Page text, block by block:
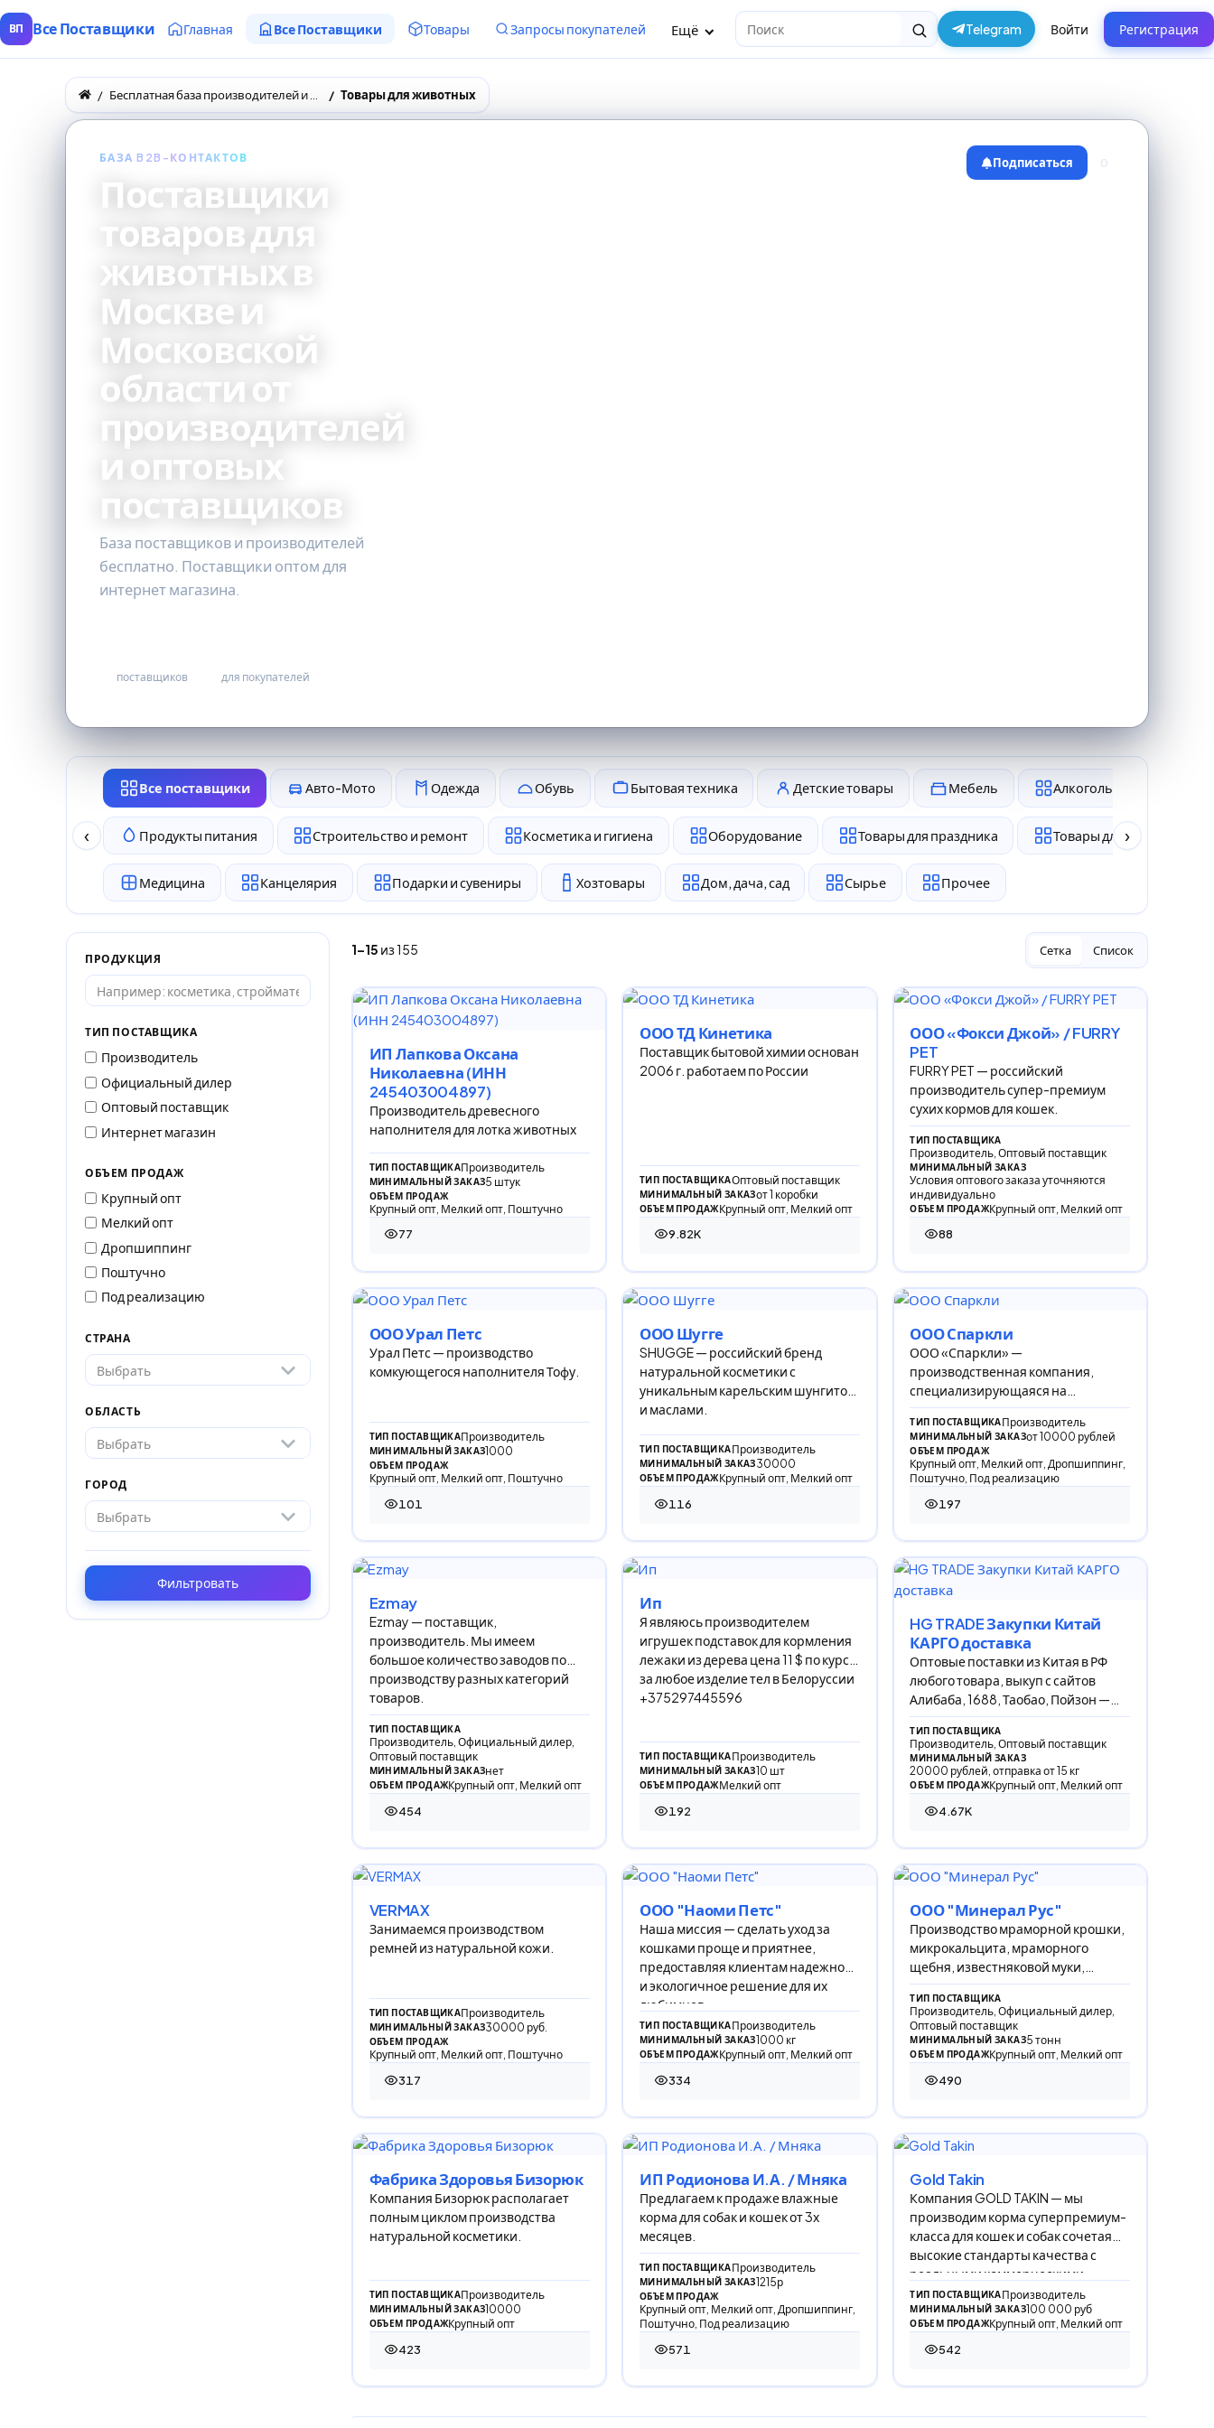
ВП Все Поставщики Главная Все Поставщики Товары Запросы покупателей Ещё Поиск Telegram Войти Регистрация
Товары для животных
БАЗА B2B-КОНТАКТОВ
Поставщики
товаров для
животных в
Москве и
Московской
области от
производителей
и оптовых
поставщиков
База поставщиков и производителей
бесплатно. Поставщики оптом для
интернет магазина.
поставщиков для покупателей
Подписаться 0
‹
Все поставщики Авто-Мото Одежда Обувь Бытовая техника Детские товары Мебель Алкоголь и табак
Продукты питания Строительство и ремонт Косметика и гигиена Оборудование Товары для праздника Товары для животных
Медицина Канцелярия Подарки и сувениры Хозтовары Дом, дача, сад Сырье Прочее
›
ПРОДУКЦИЯ
ТИП ПОСТАВЩИКА
Производитель
Официальный дилер
Оптовый поставщик
Интернет магазин
ОБЪЕМ ПРОДАЖ
Крупный опт
Мелкий опт
Дропшиппинг
Поштучно
Под реализацию
СТРАНА
Выбрать
ОБЛАСТЬ
Выбрать
ГОРОД
Выбрать
Фильтровать
1–15 из 155 Сетка Список
ИП Лапкова Оксана
Николаевна (ИНН
245403004897)
Производитель древесного
наполнителя для лотка животных
ТИП ПОСТАВЩИКАПроизводитель
МИНИМАЛЬНЫЙ ЗАКАЗ5 штук
ОБЪЕМ ПРОДАЖ
Крупный опт, Мелкий опт, Поштучно
77
77 просмотров
ООО ТД Кинетика
Поставщик бытовой химии основан
2006 г. работаем по России
ТИП ПОСТАВЩИКАОптовый поставщик
МИНИМАЛЬНЫЙ ЗАКАЗот 1 коробки
ОБЪЕМ ПРОДАЖКрупный опт, Мелкий опт
9.82K
9 816 просмотров
ООО «Фокси Джой» / FURRY
PET
FURRY PET — российский
производитель супер-премиум
сухих кормов для кошек.
ТИП ПОСТАВЩИКА
Производитель, Оптовый поставщик
МИНИМАЛЬНЫЙ ЗАКАЗ
Условия оптового заказа уточняются
индивидуально
ОБЪЕМ ПРОДАЖКрупный опт, Мелкий опт
88
88 просмотров
ООО Урал Петс
Урал Петс — производство
комкующегося наполнителя Тофу.
ТИП ПОСТАВЩИКАПроизводитель
МИНИМАЛЬНЫЙ ЗАКАЗ1000
ОБЪЕМ ПРОДАЖ
Крупный опт, Мелкий опт, Поштучно
101
101 просмотр
ООО Шугге
SHUGGE — российский бренд
натуральной косметики с
уникальным карельским шунгитом
и маслами.
ТИП ПОСТАВЩИКАПроизводитель
МИНИМАЛЬНЫЙ ЗАКАЗ30000
ОБЪЕМ ПРОДАЖКрупный опт, Мелкий опт
116
116 просмотров
ООО Спаркли
ООО «Спаркли» —
производственная компания,
специализирующаяся на
разработке и выпуске
инновационных моющих и
дезодорирующих средств для уход
ТИП ПОСТАВЩИКАПроизводитель
МИНИМАЛЬНЫЙ ЗАКАЗот 10000 рублей
ОБЪЕМ ПРОДАЖ
Крупный опт, Мелкий опт, Дропшиппинг,
Поштучно, Под реализацию
197
197 просмотров
Ezmay
Ezmay — поставщик,
производитель. Мы имеем
большое количество заводов по
производству разных категорий
товаров.
ТИП ПОСТАВЩИКА
Производитель, Официальный дилер,
Оптовый поставщик
МИНИМАЛЬНЫЙ ЗАКАЗнет
ОБЪЕМ ПРОДАЖКрупный опт, Мелкий опт
454
454 просмотра
Ип
Я являюсь производителем
игрушек подставок для кормления
лежаки из дерева цена 11 $ по курсу
за любое изделие тел в Белоруссии
+375297445596
ТИП ПОСТАВЩИКАПроизводитель
МИНИМАЛЬНЫЙ ЗАКАЗ10 шт
ОБЪЕМ ПРОДАЖМелкий опт
192
192 просмотра
HG TRADE Закупки Китай
КАРГО доставка
Оптовые поставки из Китая в РФ
любого товара, выкуп с сайтов
Алибаба, 1688, Таобао, Пойзон —
POIZON, игрушки, одежда, обувь,
товары для марк
ТИП ПОСТАВЩИКА
Производитель, Оптовый поставщик
МИНИМАЛЬНЫЙ ЗАКАЗ
20000 рублей, отправка от 15 кг
ОБЪЕМ ПРОДАЖКрупный опт, Мелкий опт
4.67K
4 666 просмотров
VERMAX
Занимаемся производством
ремней из натуральной кожи.
ТИП ПОСТАВЩИКАПроизводитель
МИНИМАЛЬНЫЙ ЗАКАЗ30000 руб.
ОБЪЕМ ПРОДАЖ
Крупный опт, Мелкий опт, Поштучно
317
317 просмотров
ООО "Наоми Петс"
Наша миссия — сделать уход за
кошками проще и приятнее,
предоставляя клиентам надежное
и экологичное решение для их
любимцев.
ТИП ПОСТАВЩИКАПроизводитель
МИНИМАЛЬНЫЙ ЗАКАЗ1000 кг
ОБЪЕМ ПРОДАЖКрупный опт, Мелкий опт
334
334 просмотра
ООО "Минерал Рус"
Производство мраморной крошки,
микрокальцита, мраморного
щебня, известняковой муки,
доломитовой муки, сидерита,
барита, кольматантов.
ТИП ПОСТАВЩИКА
Производитель, Официальный дилер,
Оптовый поставщик
МИНИМАЛЬНЫЙ ЗАКАЗ5 тонн
ОБЪЕМ ПРОДАЖКрупный опт, Мелкий опт
490
490 просмотров
Фабрика Здоровья Бизорюк
Компания Бизорюк располагает
полным циклом производства
натуральной косметики.
ТИП ПОСТАВЩИКАПроизводитель
МИНИМАЛЬНЫЙ ЗАКАЗ10000
ОБЪЕМ ПРОДАЖКрупный опт
423
423 просмотра
ИП Родионова И.А. / Мняка
Предлагаем к продаже влажные
корма для собак и кошек от 3х
месяцев.
ТИП ПОСТАВЩИКАПроизводитель
МИНИМАЛЬНЫЙ ЗАКАЗ1215р
ОБЪЕМ ПРОДАЖ
Крупный опт, Мелкий опт, Дропшиппинг,
Поштучно, Под реализацию
571
571 просмотр
Gold Takin
Компания GOLD TAKIN — мы
производим корма суперпремиум-
класса для кошек и собак сочетая
высокие стандарты качества с
реальными коммерческими
ТИП ПОСТАВЩИКАПроизводитель
МИНИМАЛЬНЫЙ ЗАКАЗ100 000 руб
ОБЪЕМ ПРОДАЖКрупный опт, Мелкий опт
542
542 просмотра